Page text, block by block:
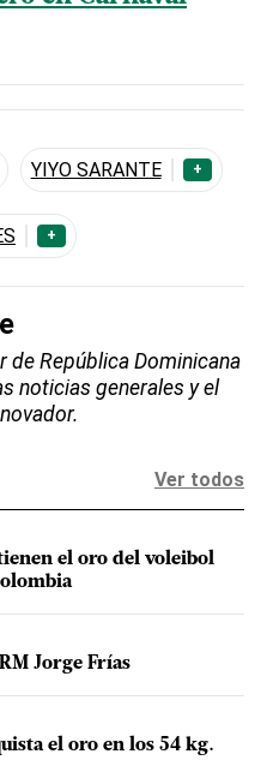
YIYO SARANTE +
+
de República Dominicana
noticias generales y el
Ver todos
el oro del voleibol
Jorge Frías
el oro en los 54 kg.